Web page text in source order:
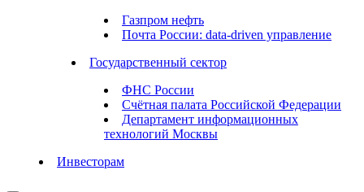
Газпром нефть
Почта России: data-driven управление
Государственный сектор
ФНС России
Счётная палата Российской Федерации
Департамент информационных
технологий Москвы
Инвесторам